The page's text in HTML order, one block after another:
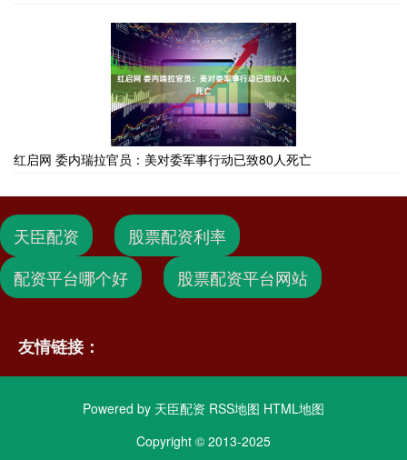
红启网 委内瑞拉官员：美对委军事行动已致80人死亡
天臣配资
股票配资利率
配资平台哪个好
股票配资平台网站
友情链接：
Powered by 天臣配资 RSS地图 HTML地图
Copyright © 2013-2025